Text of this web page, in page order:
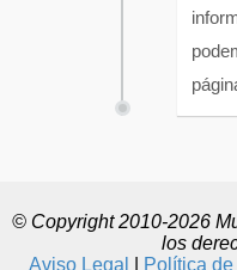
© Copyright 2010-2026
los
Aviso Legal
Política